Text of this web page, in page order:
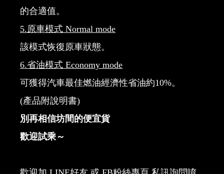
的合適值。
5.原車模式 Normal mode
該模式恢復原車狀態。
6.省油模式 Economy mode
可獲得汽車最佳燃油經濟性省油約10%。
(產品附說明書)
別再相信坊間的便宜貨
歡迎試乘～